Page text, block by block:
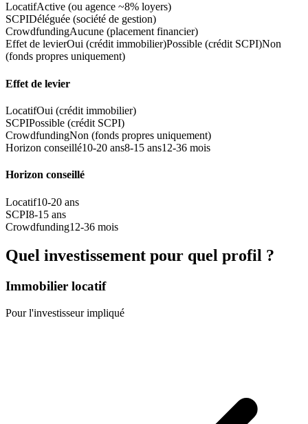
LocatifActive (ou agence ~8% loyers)
SCPIDéléguée (société de gestion)
CrowdfundingAucune (placement financier)
Effet de levierOui (crédit immobilier)Possible (crédit SCPI)Non
(fonds propres uniquement)
Effet de levier
LocatifOui (crédit immobilier)
SCPIPossible (crédit SCPI)
CrowdfundingNon (fonds propres uniquement)
Horizon conseillé10-20 ans8-15 ans12-36 mois
Horizon conseillé
Locatif10-20 ans
SCPI8-15 ans
Crowdfunding12-36 mois
Quel investissement pour quel profil ?
Immobilier locatif
Pour l'investisseur impliqué